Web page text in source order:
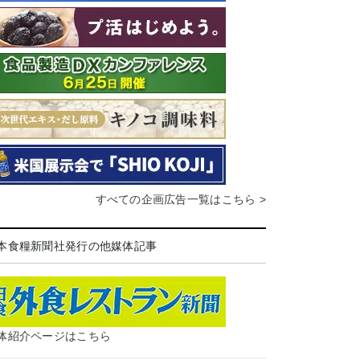
すべての企画広告一覧はこちら >
食糧新聞社発行の他媒体記事
紹介ページはこちら